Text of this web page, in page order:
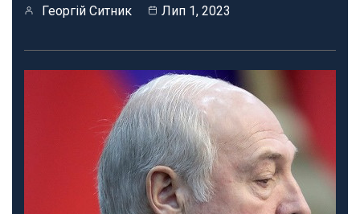
Георгій Ситник Лип 1, 2023